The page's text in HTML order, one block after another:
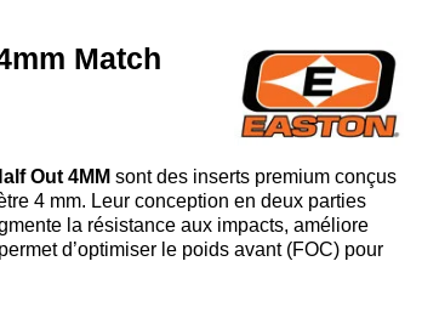
Match
Out 4MM sont des inserts premium conçus
4 mm. Leur conception en deux parties
la résistance aux impacts, améliore
d’optimiser le poids avant (FOC) pour